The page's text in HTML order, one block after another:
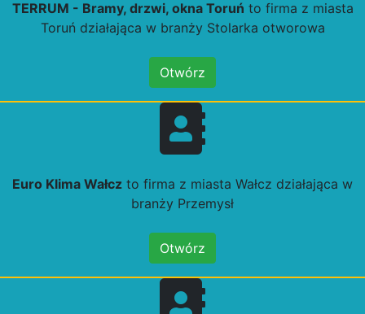
TERRUM - Bramy, drzwi, okna Toruń to firma z miasta
Toruń działająca w branży Stolarka otworowa
Otwórz
Euro Klima Wałcz to firma z miasta Wałcz działająca w
branży Przemysł
Otwórz